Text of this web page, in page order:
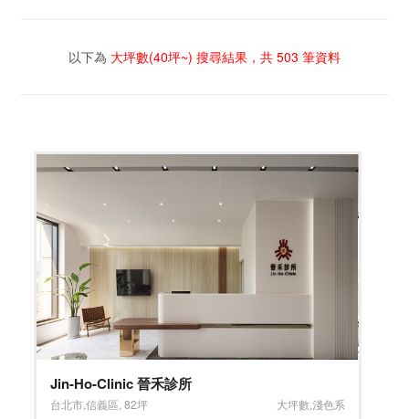
以下為 大坪數(40坪~) 搜尋結果，共 503 筆資料
Jin-Ho-Clinic 晉禾診所
台北市,信義區 ,82坪 大坪數 淺色系